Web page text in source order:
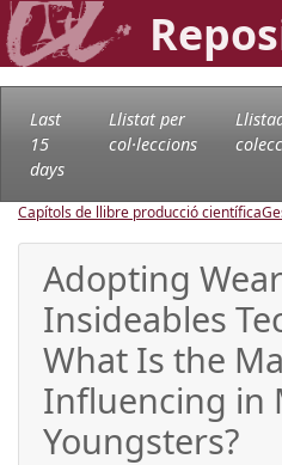
Last
15
days
Llistat per
col·leccions
Capítols de llibre producció científica
Adopting
Insideables
What Is the
Influencing in
Youngsters?